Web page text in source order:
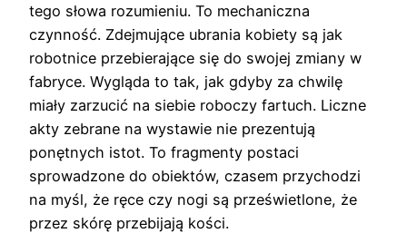
tego słowa rozumieniu. To mechaniczna
czynność. Zdejmujące ubrania kobiety są jak
robotnice przebierające się do swojej zmiany w
fabryce. Wygląda to tak, jak gdyby za chwilę
miały zarzucić na siebie roboczy fartuch. Liczne
akty zebrane na wystawie nie prezentują
ponętnych istot. To fragmenty postaci
sprowadzone do obiektów, czasem przychodzi
na myśl, że ręce czy nogi są prześwietlone, że
przez skórę przebijają kości.